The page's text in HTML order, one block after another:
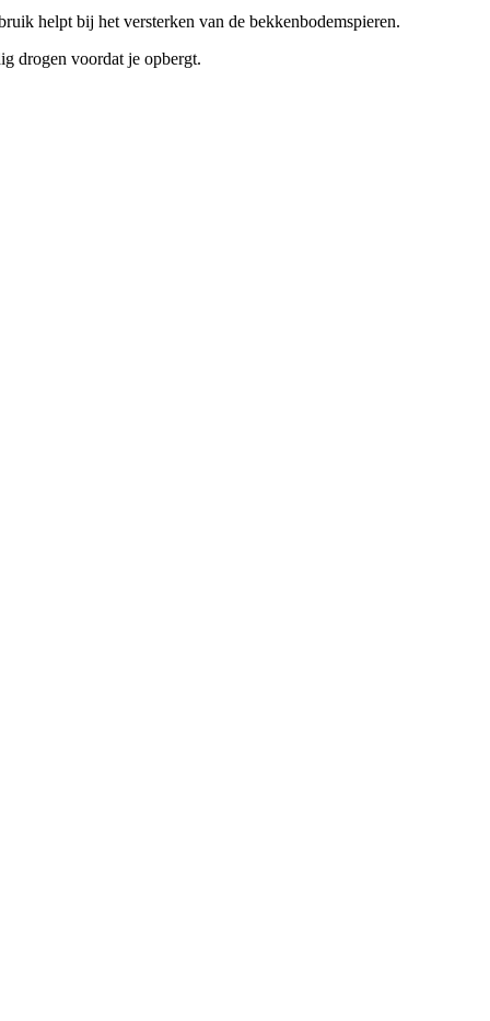
helpt bij het versterken van de bekkenbodemspieren.
drogen voordat je opbergt.